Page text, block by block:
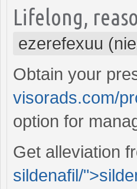
Lifelong,
ezerefexuu
Obtain your
visorads.com/
option for
Get alleviation
sildenafil/